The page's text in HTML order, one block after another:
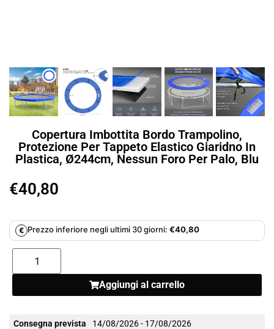
Copertura Imbottita Bordo Trampolino,
Protezione Per Tappeto Elastico Giaridno In
Plastica, Ø244cm, Nessun Foro Per Palo, Blu
€40,80
€ Prezzo inferiore negli ultimi 30 giorni: €40,80
Aggiungi al carrello
Consegna prevista 14/08/2026 - 17/08/2026